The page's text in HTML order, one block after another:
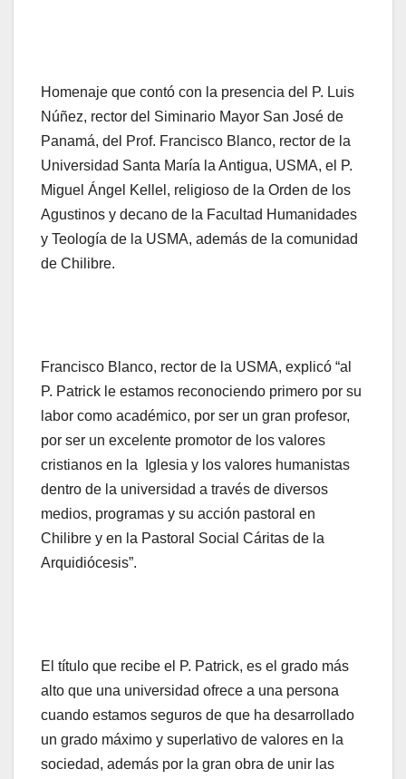
Homenaje que contó con la presencia del P. Luis
Núñez, rector del Siminario Mayor San José de
Panamá, del Prof. Francisco Blanco, rector de la
Universidad Santa María la Antigua, USMA, el P.
Miguel Ángel Kellel, religioso de la Orden de los
Agustinos y decano de la Facultad Humanidades
y Teología de la USMA, además de la comunidad
de Chilibre.
Francisco Blanco, rector de la USMA, explicó “al
P. Patrick le estamos reconociendo primero por su
labor como académico, por ser un gran profesor,
por ser un excelente promotor de los valores
cristianos en la Iglesia y los valores humanistas
dentro de la universidad a través de diversos
medios, programas y su acción pastoral en
Chilibre y en la Pastoral Social Cáritas de la
Arquidiócesis”.
El título que recibe el P. Patrick, es el grado más
alto que una universidad ofrece a una persona
cuando estamos seguros de que ha desarrollado
un grado máximo y superlativo de valores en la
sociedad, además por la gran obra de unir las